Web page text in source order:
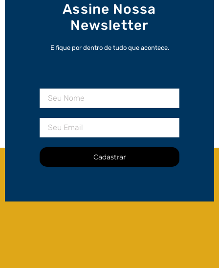
Assine Nossa
Newsletter
E fique por dentro de tudo que acontece.
Cadastrar